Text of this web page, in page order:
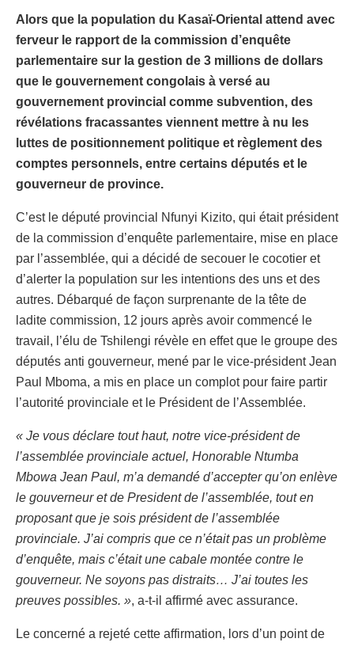
Alors que la population du Kasaï-Oriental attend avec
ferveur le rapport de la commission d’enquête
parlementaire sur la gestion de 3 millions de dollars
que le gouvernement congolais à versé au
gouvernement provincial comme subvention, des
révélations fracassantes viennent mettre à nu les
luttes de positionnement politique et règlement des
comptes personnels, entre certains députés et le
gouverneur de province.
C’est le député provincial Nfunyi Kizito, qui était président
de la commission d’enquête parlementaire, mise en place
par l’assemblée, qui a décidé de secouer le cocotier et
d’alerter la population sur les intentions des uns et des
autres. Débarqué de façon surprenante de la tête de
ladite commission, 12 jours après avoir commencé le
travail, l’élu de Tshilengi révèle en effet que le groupe des
députés anti gouverneur, mené par le vice-président Jean
Paul Mboma, a mis en place un complot pour faire partir
l’autorité provinciale et le Président de l’Assemblée.
« Je vous déclare tout haut, notre vice-président de
l’assemblée provinciale actuel, Honorable Ntumba
Mbowa Jean Paul, m’a demandé d’accepter qu’on enlève
le gouverneur et de President de l’assemblée, tout en
proposant que je sois président de l’assemblée
provinciale. J’ai compris que ce n’était pas un problème
d’enquête, mais c’était une cabale montée contre le
gouverneur. Ne soyons pas distraits… J’ai toutes les
preuves possibles. », a-t-il affirmé avec assurance.
Le concerné a rejeté cette affirmation, lors d’un point de